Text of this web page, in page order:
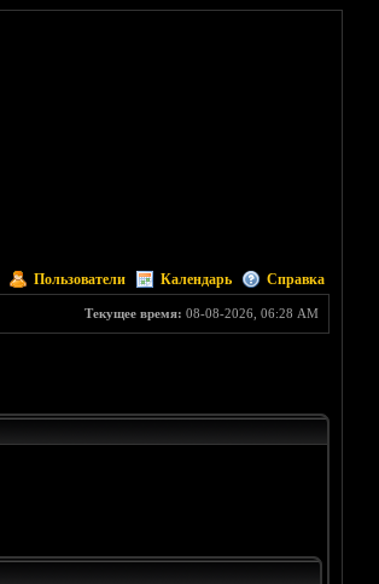
Пользователи Календарь Справка
Текущее время: 08-08-2026, 06:28 AM